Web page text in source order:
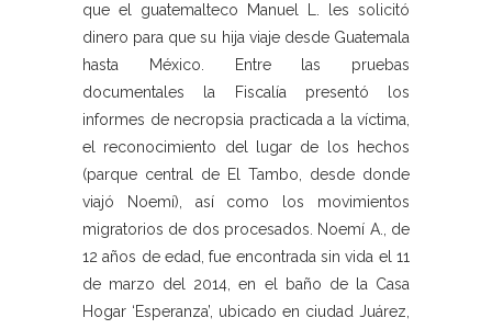
que el guatemalteco Manuel L. les solicitó
dinero para que su hija viaje desde Guatemala
hasta México. Entre las pruebas
documentales la Fiscalía presentó los
informes de necropsia practicada a la víctima,
el reconocimiento del lugar de los hechos
(parque central de El Tambo, desde donde
viajó Noemí), así como los movimientos
migratorios de dos procesados. Noemí A., de
12 años de edad, fue encontrada sin vida el 11
de marzo del 2014, en el baño de la Casa
Hogar ‘Esperanza’, ubicado en ciudad Juárez,